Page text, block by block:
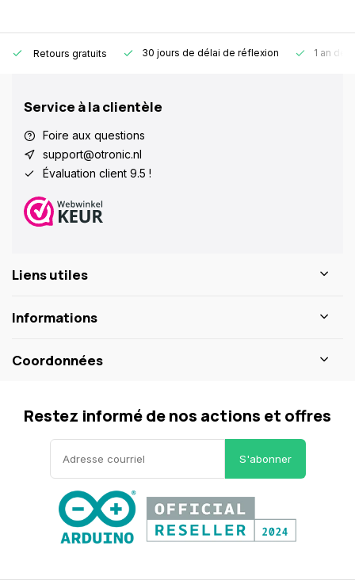
Retours gratuits 30 jours de délai de réflexion 1 an de
Service à la clientèle
Foire aux questions
support@otronic.nl
Évaluation client 9.5 !
Liens utiles
Informations
Coordonnées
Restez informé de nos actions et offres
S'abonner